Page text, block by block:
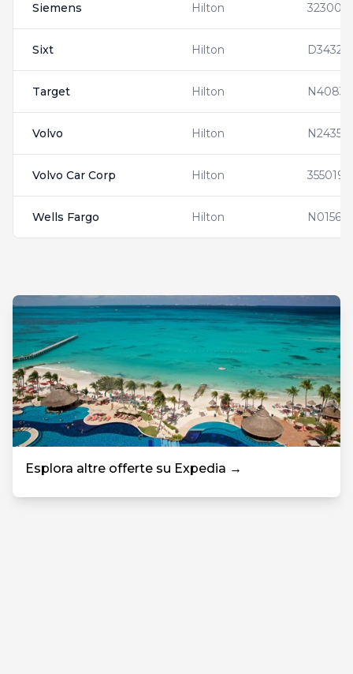
Siemens Hilton
Sixt Hilton
Target Hilton
Volvo Hilton
Volvo Car Corp Hilton
Wells Fargo Hilton
Esplora altre offerte su Expedia →